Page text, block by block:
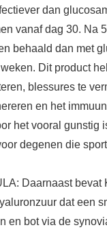
dan
vanaf dag 30. Na
behaald dan met
Dit product
blessures te
en het
het vooral gunstig
degenen die
Daarnaast bevat
dat een
en bot via de